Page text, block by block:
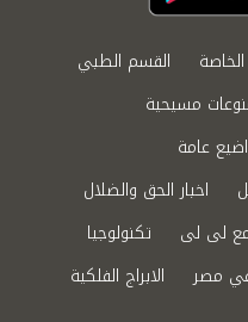
الخاصة
القسم الطبي
مسيحية
عامة
اخبار الحق والضلال
لى لى
تكنولوجيا
مصر
الابراج الفلكية